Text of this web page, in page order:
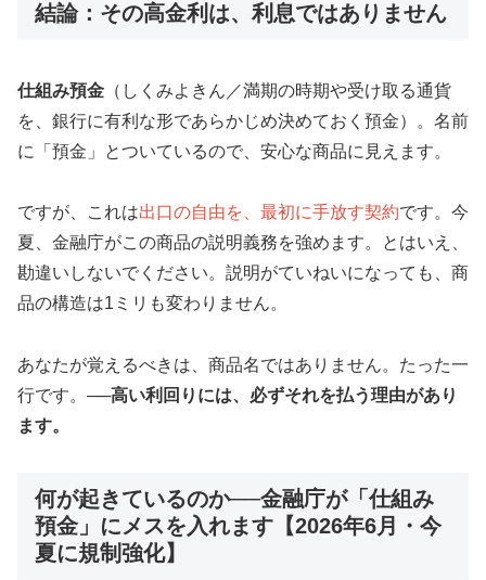
結論：その高金利は、利息ではありません
仕組み預金 （しくみよきん／満期の時期や受け取る通貨
を、銀行に有利な形であらかじめ決めておく預金）。名前
に「預金」とついているので、安心な商品に見えます。
ですが、これは出口の自由を、最初に手放す契約です。今
夏、金融庁がこの商品の説明義務を強めます。とはいえ、
勘違いしないでください。説明がていねいになっても、商
品の構造は1ミリも変わりません。
あなたが覚えるべきは、商品名ではありません。たった一
行です。 ──高い利回りには、必ずそれを払う理由があり
ます。
何が起きているのか──金融庁が「仕組み
預金」にメスを入れます【2026年6月・今
夏に規制強化】